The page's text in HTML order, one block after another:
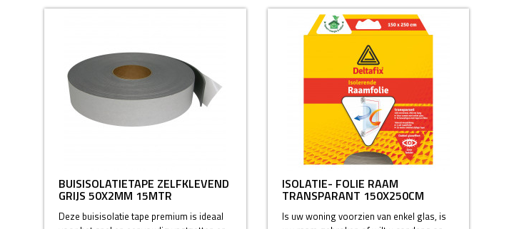
BUISISOLATIETAPE ZELFKLEVEND
GRIJS 50X2MM 15MTR
Deze buisisolatie tape premium is ideaal
ISOLATIE- FOLIE RAAM
TRANSPARANT 150X250CM
Is uw woning voorzien van enkel glas, is